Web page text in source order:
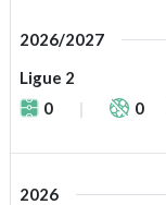
2026/2027
Ligue 2
0
0
2026